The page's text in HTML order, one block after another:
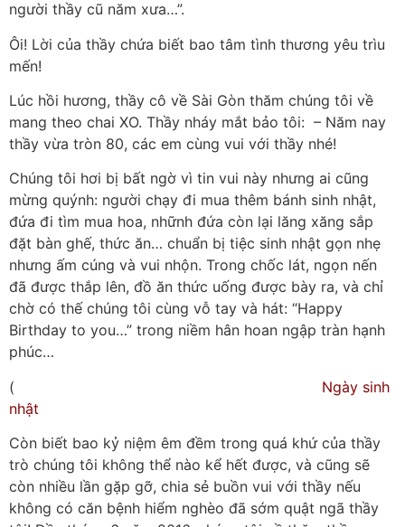
người thầy cũ năm xưa…”.
Ôi! Lời của thầy chứa biết bao tâm tình thương yêu trìu
mến!
Lúc hồi hương, thầy cô về Sài Gòn thăm chúng tôi về
mang theo chai XO. Thầy nháy mắt bảo tôi: – Năm nay
thầy vừa tròn 80, các em cùng vui với thầy nhé!
Chúng tôi hơi bị bất ngờ vì tin vui này nhưng ai cũng
mừng quýnh: người chạy đi mua thêm bánh sinh nhật,
đứa đi tìm mua hoa, nhữnh đứa còn lại lăng xăng sắp
đặt bàn ghế, thức ăn… chuẩn bị tiệc sinh nhật gọn nhẹ
nhưng ấm cúng và vui nhộn. Trong chốc lát, ngọn nến
đã được thắp lên, đồ ăn thức uống được bày ra, và chỉ
chờ có thế chúng tôi cùng vỗ tay và hát: “Happy
Birthday to you…” trong niềm hân hoan ngập tràn hạnh
phúc…
( Ngày sinh
nhật
Còn biết bao kỷ niệm êm đềm trong quá khứ của thầy
trò chúng tôi không thể nào kể hết được, và cũng sẽ
còn nhiều lần gặp gỡ, chia sẻ buồn vui với thầy nếu
không có căn bệnh hiểm nghèo đã sớm quật ngã thầy